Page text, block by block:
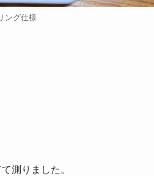
ング仕様
測りました。